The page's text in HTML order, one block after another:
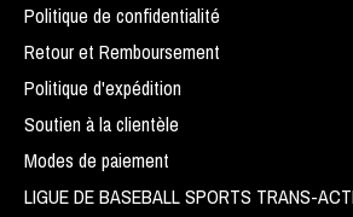
Politique de confidentialité
Retour et Remboursement
Politique d'expédition
Soutien à la clientèle
Modes de paiement
LIGUE DE BASEBALL SPORTS TRANS-